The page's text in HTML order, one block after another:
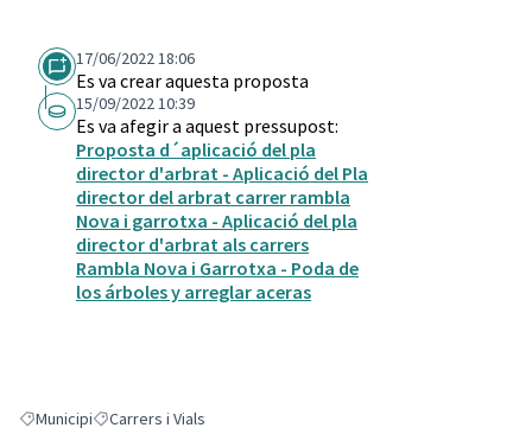
17/06/2022 18:06
Es va crear aquesta proposta
15/09/2022 10:39
Es va afegir a aquest pressupost:
Proposta d´aplicació del pla
director d'arbrat - Aplicació del Pla
director del arbrat carrer rambla
Nova i garrotxa - Aplicació del pla
director d'arbrat als carrers
Rambla Nova i Garrotxa - Poda de
los árboles y arreglar aceras
Resultats en filtrar per: Municipi
MunicipiResultats en filtrar per: Carrers i Vials
Carrers i Vials